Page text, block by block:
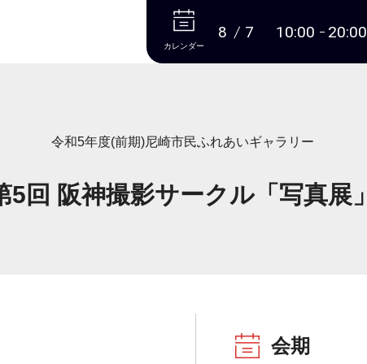
本文へ
カレンダー
8 7 10:00 20:00
令和5年度(前期)尼崎市民ふれあいギャラリー
5回 阪神撮影サークル「写真展」
会期